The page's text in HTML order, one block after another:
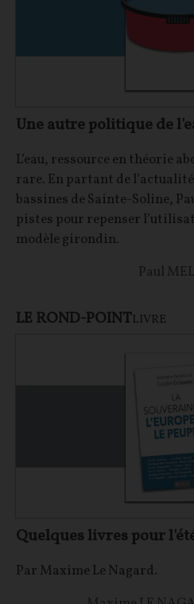
Une autre politique de
L’eau, ressource en théorie
rare. En partant de
bassines de Sainte-Soline,
pistes pour repenser
modèle girondin.
Paul
LE ROND-POINTLIVRE
Quelques livres pour
Par Maxime Le Nagard.